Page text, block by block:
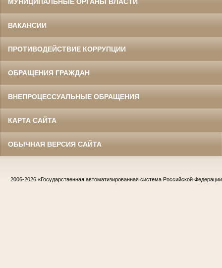
ВАКАНСИИ
ПРОТИВОДЕЙСТВИЕ КОРРУПЦИИ
ОБРАЩЕНИЯ ГРАЖДАН
ВНЕПРОЦЕССУАЛЬНЫЕ ОБРАЩЕНИЯ
КАРТА САЙТА
ОБЫЧНАЯ ВЕРСИЯ САЙТА
2006-2026 «Государственная автоматизированная система Российской